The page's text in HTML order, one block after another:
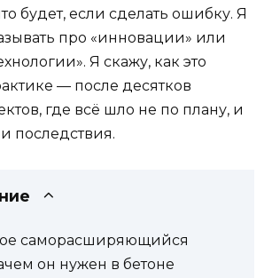
будет, если сделать ошибку. Я
про «инновации» или
Я скажу, как это
— после десятков
где всё шло не по плану, и
последствия.
саморасширяющийся
он нужен в бетоне